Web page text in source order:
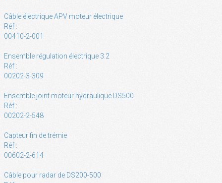
Câble électrique APV moteur électrique
Réf :
00410-2-001
Ensemble régulation électrique 3.2
Réf :
00202-3-309
Ensemble joint moteur hydraulique DS500
Réf :
00202-2-548
Capteur fin de trémie
Réf :
00602-2-614
Câble pour radar de DS200-500